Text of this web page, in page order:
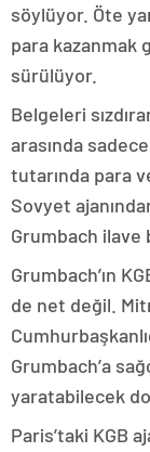
söylüyor. Öte
para kazanmak
sürülüyor.
Belgeleri
arasında
tutarında para
Sovyet
Grumbach ilave
Grumbach’ın
de net değil.
Grumbach’a
yaratabilecek
Paris’taki KGB